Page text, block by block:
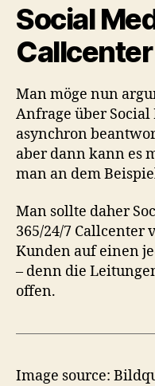
Social
Callcenter
Man möge nun
Anfrage über
asynchron
aber dann kann es
man an dem
Man sollte daher
365/24/7 Callcenter
Kunden auf einen
– denn die
offen.
Image source: